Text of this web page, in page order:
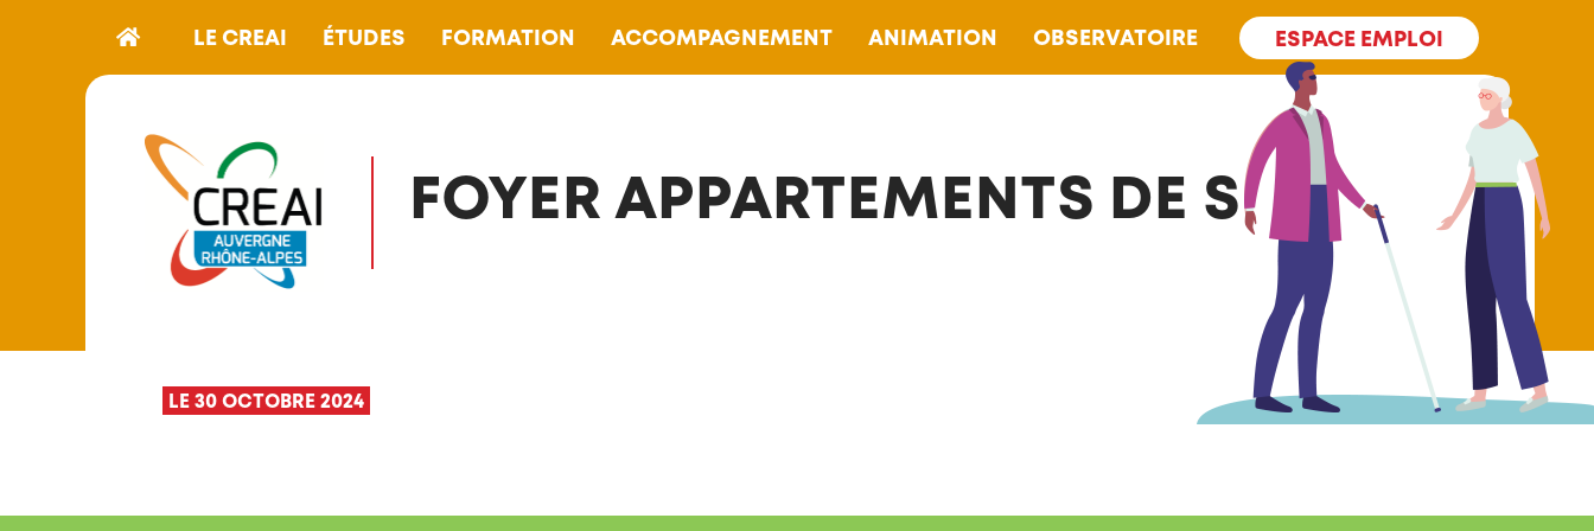
LE CREAI ÉTUDES FORMATION ACCOMPAGNEMENT ANIMATION OBSERVATOIRE ESPACE EMPLOI
FOYER APPARTEMENTS DE SUREL
LE 30 OCTOBRE 2024